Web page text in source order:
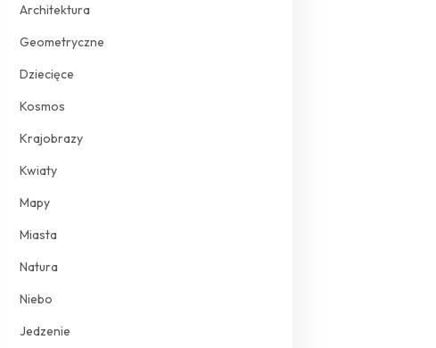
Architektura
Geometryczne
Dziecięce
Kosmos
Krajobrazy
Kwiaty
Mapy
Miasta
Natura
Niebo
Jedzenie